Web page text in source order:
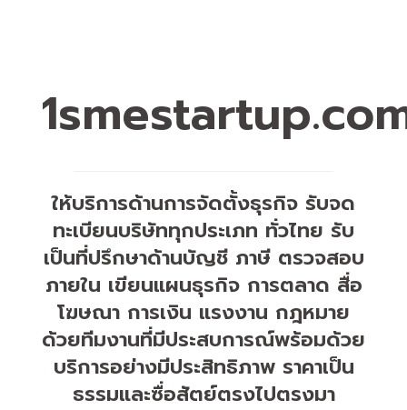
ให้บริการด้านการจัดตั้งธุรกิจ รับจด
ทะเบียนบริษัททุกประเภท ทั่วไทย รับ
เป็นที่ปรึกษาด้านบัญชี ภาษี ตรวจสอบ
ภายใน เขียนแผนธุรกิจ การตลาด สื่อ
โฆษณา การเงิน แรงงาน กฎหมาย
ด้วยทีมงานที่มีประสบการณ์พร้อมด้วย
บริการอย่างมีประสิทธิภาพ ราคาเป็น
ธรรมและซื่อสัตย์ตรงไปตรงมา